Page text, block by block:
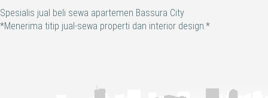
Spesialis jual beli sewa apartemen Bassura City
*Menerima titip jual-sewa properti dan interior design.*